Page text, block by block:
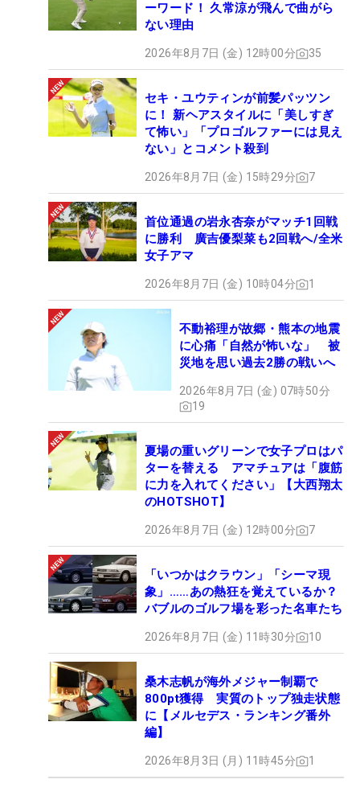
ーワード！ 久常涼が飛んで曲がら
ない理由
2026年8月7日 (金) 12時00分 35
セキ・ユウティンが前髪パッツン
に！ 新ヘアスタイルに「美しすぎ
て怖い」「プロゴルファーには見え
ない」とコメント殺到
2026年8月7日 (金) 15時29分 7
首位通過の岩永杏奈がマッチ1回戦
に勝利 廣吉優梨菜も2回戦へ/全米
女子アマ
2026年8月7日 (金) 10時04分 1
不動裕理が故郷・熊本の地震
に心痛「自然が怖いな」 被
災地を思い過去2勝の戦いへ
2026年8月7日 (金) 07時50分
19
夏場の重いグリーンで女子プロはパ
ターを替える アマチュアは「腹筋
に力を入れてください」【大西翔太
のHOTSHOT】
2026年8月7日 (金) 12時00分 7
「いつかはクラウン」「シーマ現
象」……あの熱狂を覚えているか？
バブルのゴルフ場を彩った名車たち
2026年8月7日 (金) 11時30分 10
桑木志帆が海外メジャー制覇で
800pt獲得 実質のトップ独走状態
に【メルセデス・ランキング番外
編】
2026年8月3日 (月) 11時45分 1